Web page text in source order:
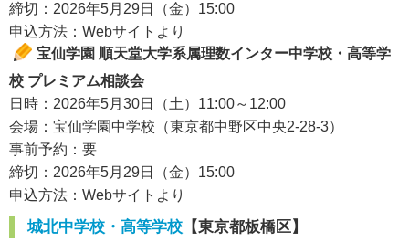
締切：2026年5月29日（金）15:00
申込方法：Webサイトより
宝仙学園 順天堂大学系属理数インター中学校・高等学
校 プレミアム相談会
日時：2026年5月30日（土）11:00～12:00
会場：宝仙学園中学校（東京都中野区中央2-28-3）
事前予約：要
締切：2026年5月29日（金）15:00
申込方法：Webサイトより
城北中学校・高等学校 【東京都板橋区】